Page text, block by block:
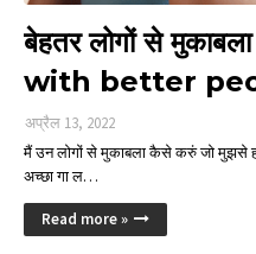
बेहतर लोगों से
with better
अप्रैल 13, 2022
मैं उन लोगों से मुकाबला कैसे करुं जो मुझसे
अच्छा गा ल…
Read more »